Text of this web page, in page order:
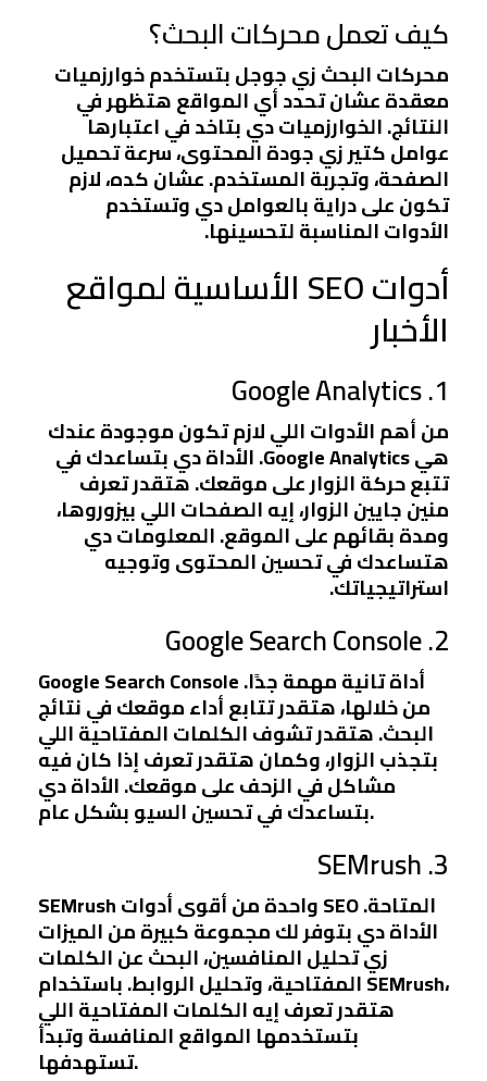
كيف تعمل محركات البحث؟
محركات البحث زي جوجل بتستخدم خوارزميات
معقدة عشان تحدد أي المواقع هتظهر في
النتائج. الخوارزميات دي بتاخد في اعتبارها
عوامل كتير زي جودة المحتوى، سرعة تحميل
الصفحة، وتجربة المستخدم. عشان كده، لازم
تكون على دراية بالعوامل دي وتستخدم
الأدوات المناسبة لتحسينها.
أدوات SEO الأساسية لمواقع
الأخبار
1. Google Analytics
من أهم الأدوات اللي لازم تكون موجودة عندك
هي Google Analytics. الأداة دي بتساعدك في
تتبع حركة الزوار على موقعك. هتقدر تعرف
منين جايين الزوار، إيه الصفحات اللي بيزوروها،
ومدة بقائهم على الموقع. المعلومات دي
هتساعدك في تحسين المحتوى وتوجيه
استراتيجياتك.
2. Google Search Console
Google Search Console أداة تانية مهمة جدًا.
من خلالها، هتقدر تتابع أداء موقعك في نتائج
البحث. هتقدر تشوف الكلمات المفتاحية اللي
بتجذب الزوار، وكمان هتقدر تعرف إذا كان فيه
مشاكل في الزحف على موقعك. الأداة دي
بتساعدك في تحسين السيو بشكل عام.
3. SEMrush
SEMrush واحدة من أقوى أدوات SEO المتاحة.
الأداة دي بتوفر لك مجموعة كبيرة من الميزات
زي تحليل المنافسين، البحث عن الكلمات
المفتاحية، وتحليل الروابط. باستخدام SEMrush،
هتقدر تعرف إيه الكلمات المفتاحية اللي
بتستخدمها المواقع المنافسة وتبدأ
تستهدفها.